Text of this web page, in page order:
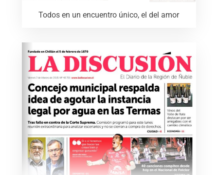
Todos en un encuentro único, el del amor